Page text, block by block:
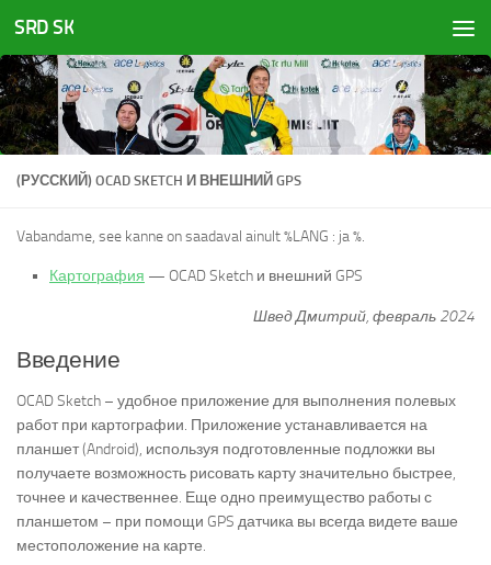
Skip to content
SRD SK
(РУССКИЙ) OCAD SKETCH И ВНЕШНИЙ GPS
Vabandame, see kanne on saadaval ainult %LANG : ja %.
Картография — OCAD Sketch и внешний GPS
Швед Дмитрий, февраль 2024
Введение
OCAD Sketch – удобное приложение для выполнения полевых
работ при картографии. Приложение устанавливается на
планшет (Android), используя подготовленные подложки вы
получаете возможность рисовать карту значительно быстрее,
точнее и качественнее. Еще одно преимущество работы с
планшетом – при помощи GPS датчика вы всегда видете ваше
местоположение на карте.